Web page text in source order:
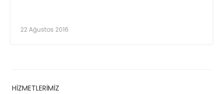
22 Ağustos 2016
HIZMETLERIMIZ